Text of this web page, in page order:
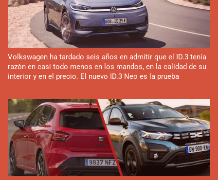
Volkswagen ha tardado seis años en admitir que el ID.3 tenía
razón en casi todo menos en los mandos, en la calidad de su
interior y en el precio. El nuevo ID.3 Neo es la prueba